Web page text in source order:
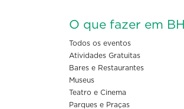
O que fazer em BH
Todos os eventos
Atividades Gratuitas
Bares e Restaurantes
Museus
Teatro e Cinema
Parques e Praças